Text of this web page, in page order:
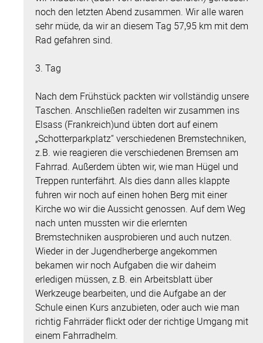
noch den letzten Abend zusammen. Wir alle waren
sehr müde, da wir an diesem Tag 57,95 km mit dem
Rad gefahren sind.
3. Tag
Nach dem Frühstück packten wir vollständig unsere
Taschen. Anschließen radelten wir zusammen ins
Elsass (Frankreich)und übten dort auf einem
„Schotterparkplatz“ verschiedenen Bremstechniken,
z.B. wie reagieren die verschiedenen Bremsen am
Fahrrad. Außerdem übten wir, wie man Hügel und
Treppen runterfährt. Als dies dann alles klappte
fuhren wir noch auf einen hohen Berg mit einer
Kirche wo wir die Aussicht genossen. Auf dem Weg
nach unten mussten wir die erlernten
Bremstechniken ausprobieren und auch nutzen.
Wieder in der Jugendherberge angekommen
bekamen wir noch Aufgaben die wir daheim
erledigen müssen, z.B. ein Arbeitsblatt über
Werkzeuge bearbeiten, und die Aufgabe an der
Schule einen Kurs anzubieten, oder auch wie man
richtig Fahrräder flickt oder der richtige Umgang mit
einem Fahrradhelm.